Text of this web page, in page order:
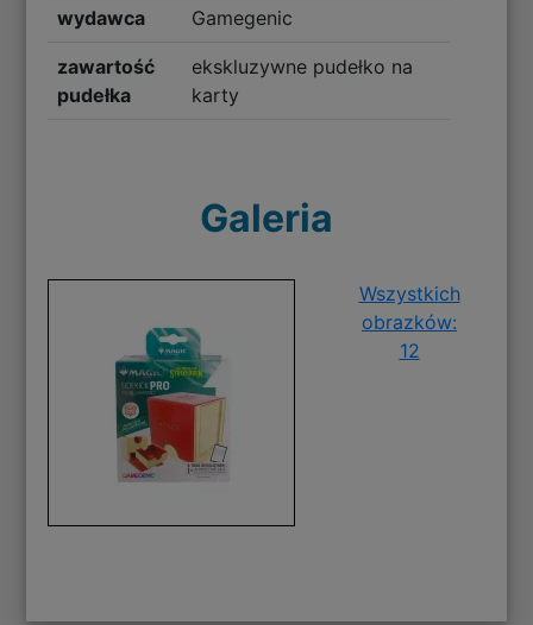
wydawca Gamegenic
zawartość
pudełka
ekskluzywne pudełko na
karty
Galeria
Wszystkich
obrazków:
12